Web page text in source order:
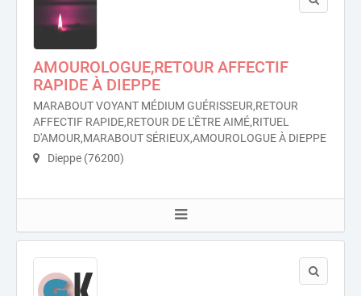
AMOUROLOGUE,RETOUR AFFECTIF
RAPIDE À DIEPPE
MARABOUT VOYANT MÉDIUM GUÉRISSEUR,RETOUR
AFFECTIF RAPIDE,RETOUR DE L'ÊTRE AIMÉ,RITUEL
D'AMOUR,MARABOUT SÉRIEUX,AMOUROLOGUE À DIEPPE
Dieppe (76200)